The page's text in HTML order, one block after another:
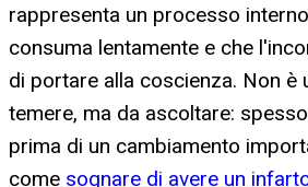
rappresenta un processo
consuma lentamente e che
di portare alla coscienza. Non è
temere, ma da ascoltare:
prima di un cambiamento
come sognare di avere un